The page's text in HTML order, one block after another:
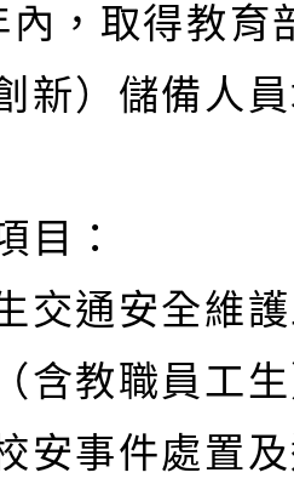
內，取得教育
新）儲備人
目：
交通安全維
含教職員工
安事件處置